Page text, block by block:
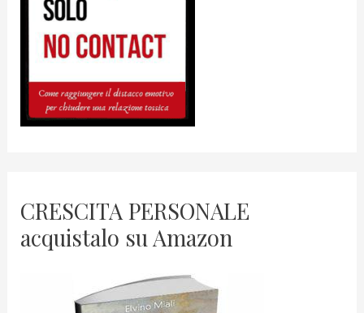
CRESCITA PERSONALE
acquistalo su Amazon